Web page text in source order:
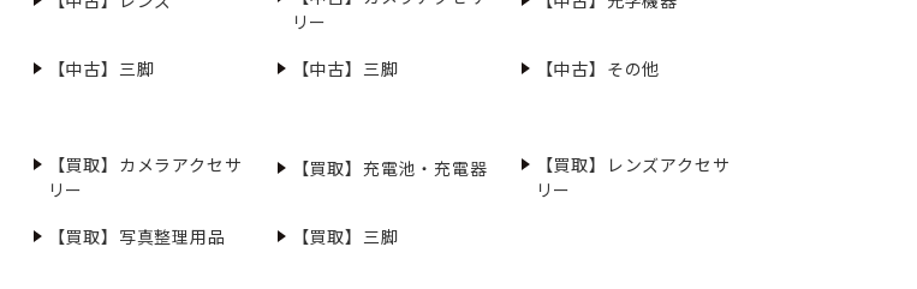
リー
【中古】三脚 【中古】三脚 【中古】その他
【買取】カメラアクセサ
リー
【買取】充電池・充電器
【買取】レンズアクセサ
リー
【買取】写真整理用品 【買取】三脚